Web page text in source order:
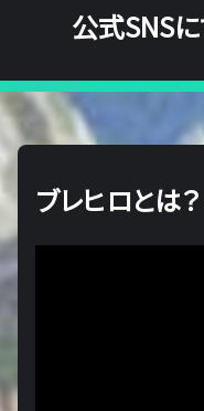
公式SNS
ブレヒロとは？